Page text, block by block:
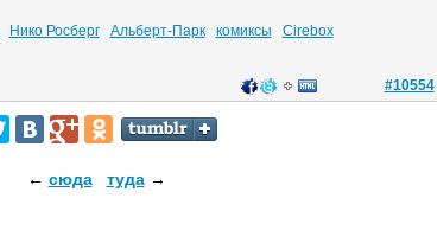
Нико Росберг Альберт-Парк комиксы
Cirebox
#10554
← сюда туда→